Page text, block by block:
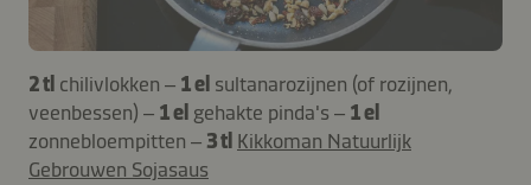
2 tl chilivlokken – 1 el sultanarozijnen (of rozijnen,
veenbessen) – 1 el gehakte pinda's – 1 el
zonnebloempitten – 3 tl Kikkoman Natuurlijk
Gebrouwen Sojasaus